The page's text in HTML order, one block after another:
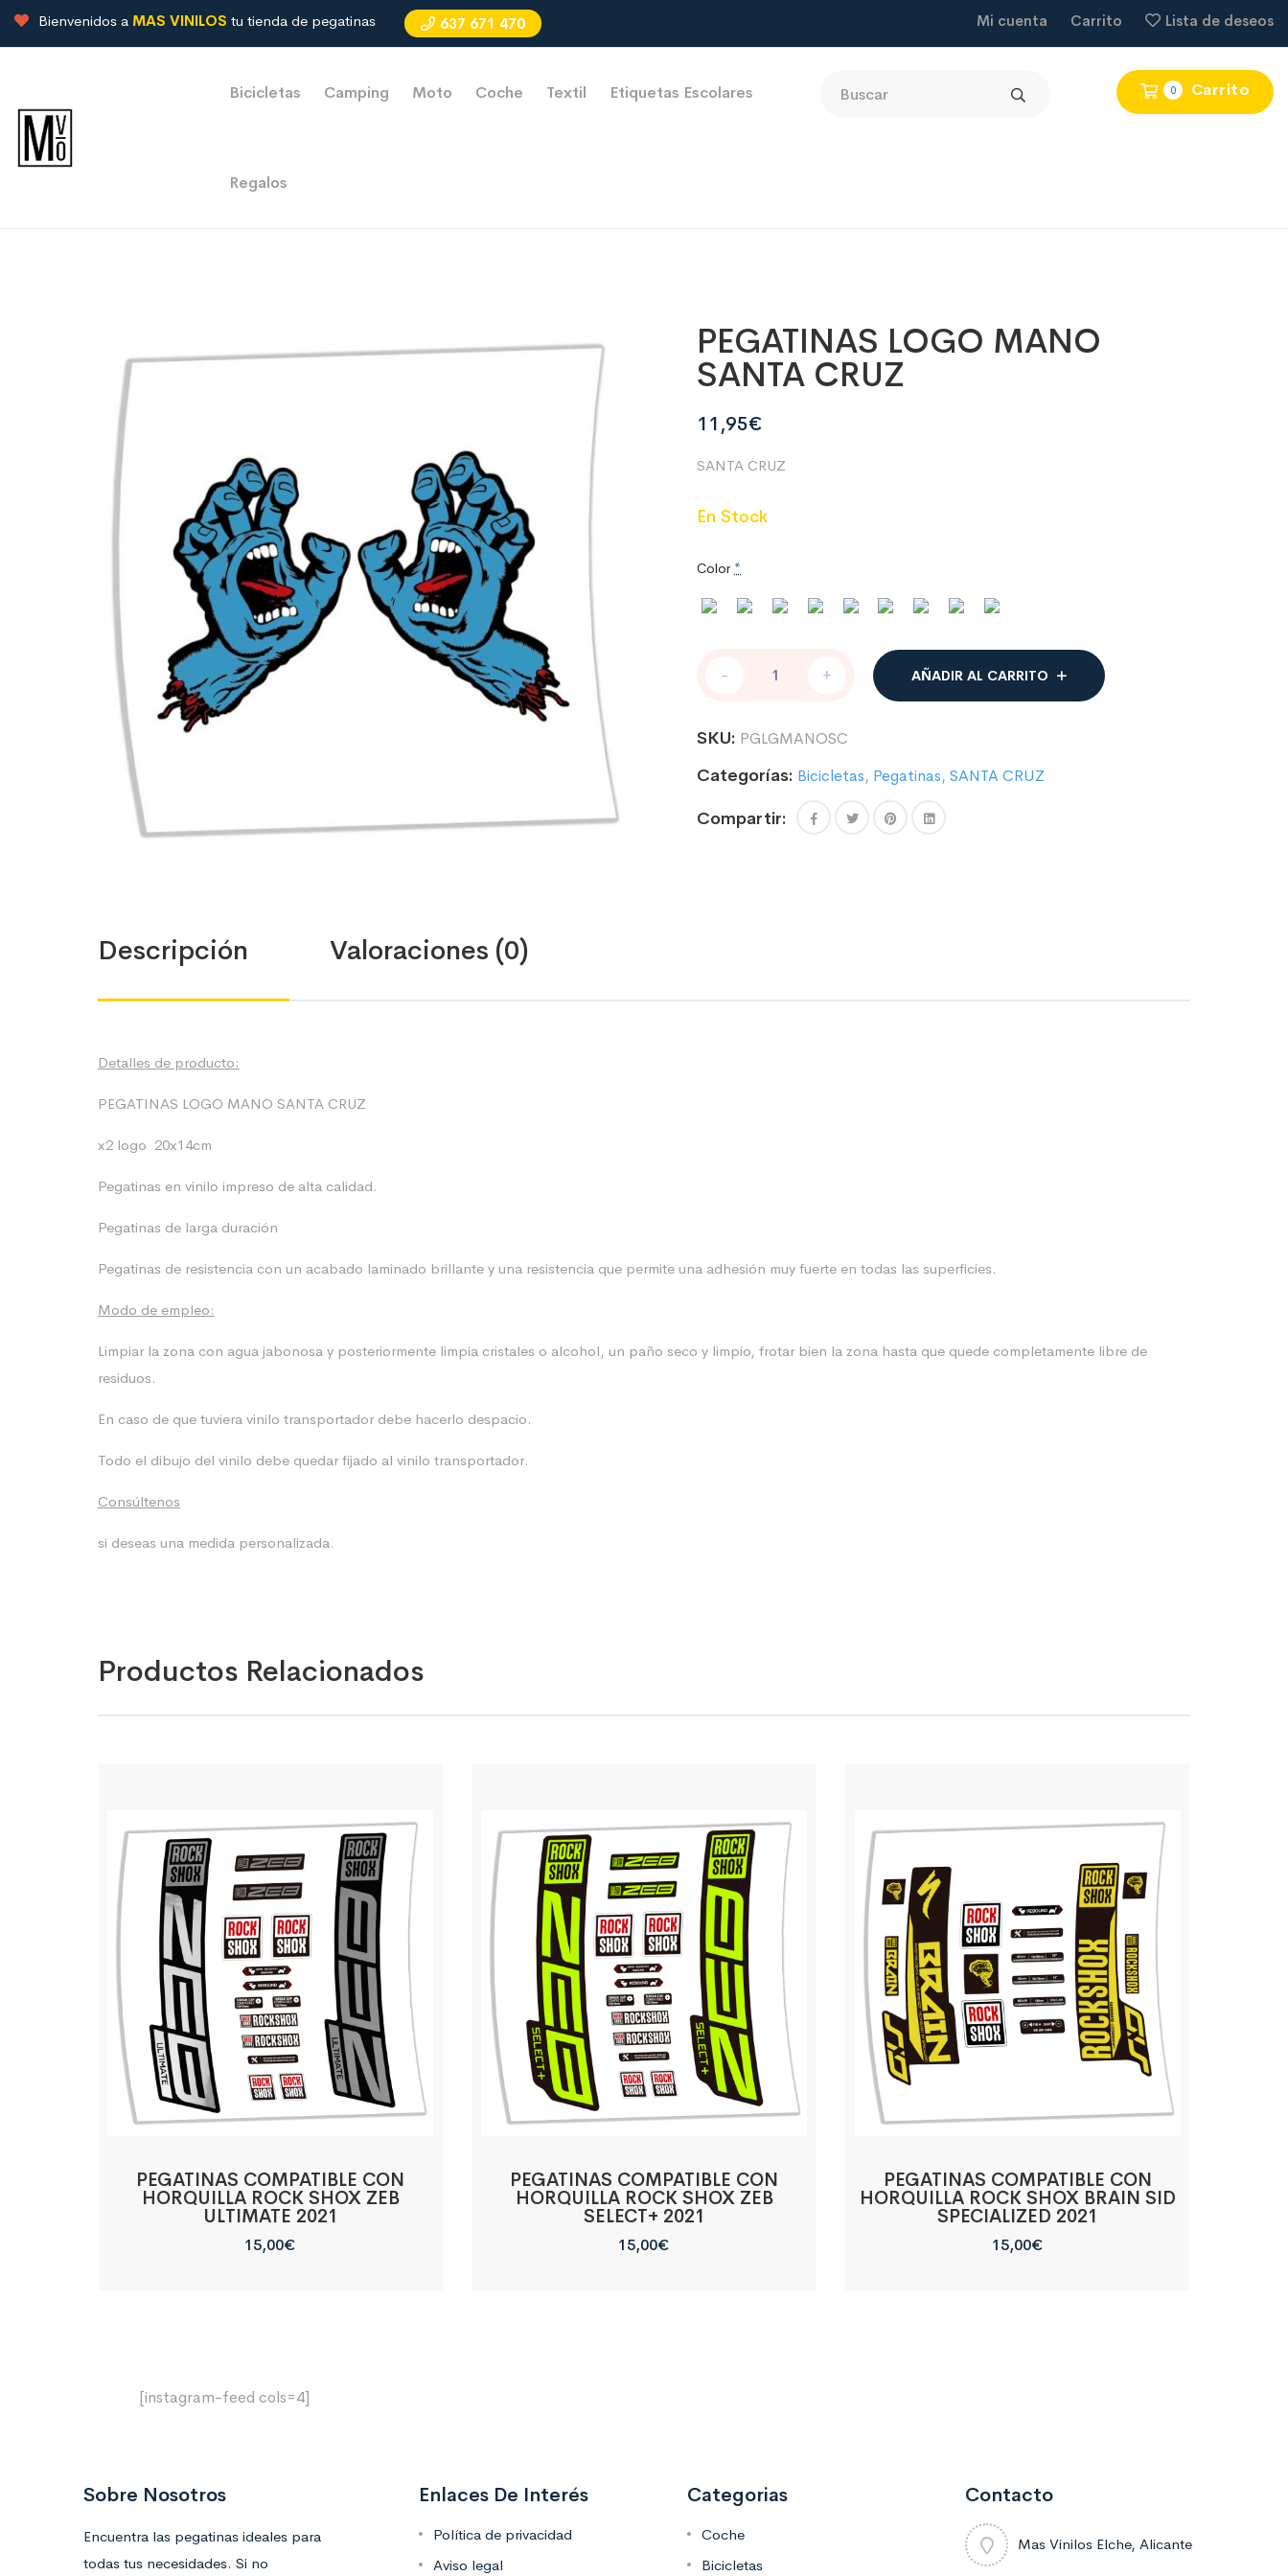
Bienvenidos a MAS VINILOS tu tienda de pegatinas 637 671 470 Mi cuenta Carrito Lista de deseos
0 Carrito
Bicicletas Camping Moto Coche Textil Etiquetas Escolares
Regalos
PEGATINAS LOGO MANO
SANTA CRUZ
11,95€
SANTA CRUZ
En Stock
Color *
LOGO
CRUZ
- + AÑADIR AL CARRITO
SKU: PGLGMANOSC
Categorías: Bicicletas, Pegatinas, SANTA CRUZ
Compartir:
Descripción Valoraciones (0)
Detalles de producto:
PEGATINAS LOGO MANO SANTA CRUZ
x2 logo 20x14cm
Pegatinas en vinilo impreso de alta calidad.
Pegatinas de larga duración
Pegatinas de resistencia con un acabado laminado brillante y una resistencia que permite una adhesión muy fuerte en todas las superficies.
Modo de empleo:
Limpiar la zona con agua jabonosa y posteriormente limpia cristales o alcohol, un paño seco y limpio, frotar bien la zona hasta que quede completamente libre de
residuos.
En caso de que tuviera vinilo transportador debe hacerlo despacio.
Todo el dibujo del vinilo debe quedar fijado al vinilo transportador.
Consúltenos
si deseas una medida personalizada.
Productos Relacionados
PEGATINAS COMPATIBLE CON
HORQUILLA ROCK SHOX ZEB
ULTIMATE 2021
15,00€
PEGATINAS COMPATIBLE CON
HORQUILLA ROCK SHOX ZEB
SELECT+ 2021
15,00€
PEGATINAS COMPATIBLE CON
HORQUILLA ROCK SHOX BRAIN SID
SPECIALIZED 2021
15,00€
[instagram-feed cols=4]
Sobre Nosotros
Encuentra las pegatinas ideales para
todas tus necesidades. Si no
Enlaces De Interés
Política de privacidad
Aviso legal
Categorias
Coche
Bicicletas
Contacto
Mas Vinilos Elche, Alicante